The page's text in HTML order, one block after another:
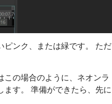
ピンク、または緑です。 ただ
の場合のように、ネオンラ
ます。 準備ができたら、先に